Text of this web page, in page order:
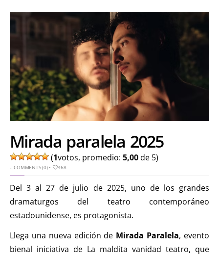
Mirada paralela 2025
(1votos, promedio: 5,00de 5)
..COMMENTS (0)• 468
Del 3 al 27 de julio de 2025, uno de los grandes
dramaturgos del teatro contemporáneo
estadounidense, es protagonista.
Llega una nueva edición de Mirada Paralela, evento
bienal iniciativa de La maldita vanidad teatro, que